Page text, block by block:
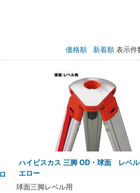
価格順 新着順 表示件
ハイビスカス 三脚 OD・球面 レベ
エロー
球面三脚レベル用